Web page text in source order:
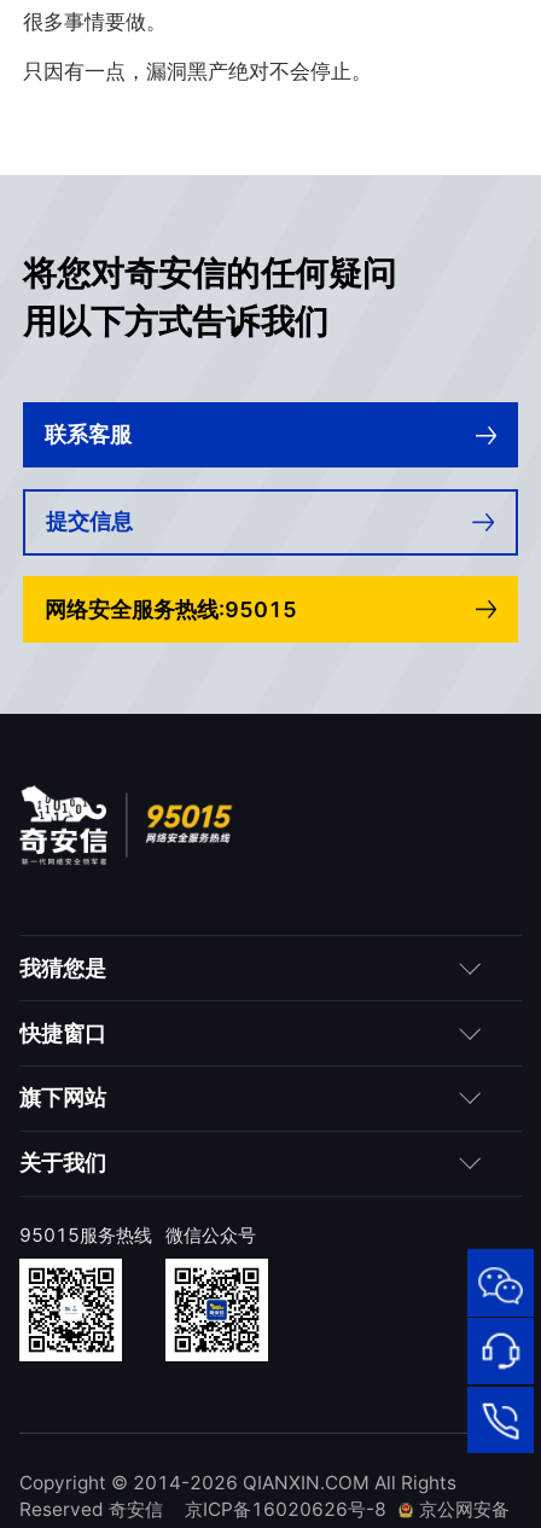
很多事情要做。
只因有一点，漏洞黑产绝对不会停止。
95015
网络安
全服务
热线
在线客
将您对奇安信的任何疑问
用以下方式告诉我们
联系客服
提交信息
网络安全服务热线:95015
我猜您是
客户
合作伙伴
求职者
快捷窗口
如何购买
产品注册与激活
样本上报
奇安信天守安全软件
顽固病毒专杀工具
旗下网站
网神
技术研究院
威胁情报中心
补天漏洞响应平台
关于我们
公司简介
公司新闻
发展历程
进出口合规声明
95015服务热线 微信公众号
Copyright © 2014-2026 QIANXIN.COM All Rights
Reserved 奇安信
京ICP备16020626号-8
京公网安备